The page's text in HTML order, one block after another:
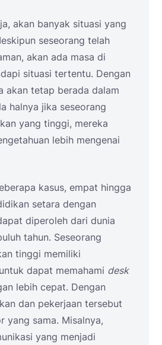
akan banyak situasi yang
seseorang telah
akan ada masa di
situasi tertentu. Dengan
akan tetap berada dalam
halnya jika seseorang
yang tinggi, mereka
lebih mengenai
kasus, empat hingga
setara dengan
diperoleh dari dunia
tahun. Seseorang
tinggi memiliki
dapat memahami desk
lebih cepat. Dengan
dan pekerjaan tersebut
yang sama. Misalnya,
yang menjadi